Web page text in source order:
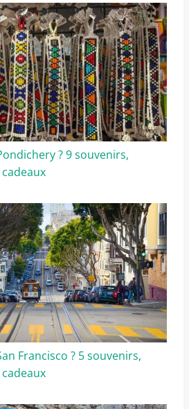
? 9 souvenirs,
Francisco ? 5 souvenirs,